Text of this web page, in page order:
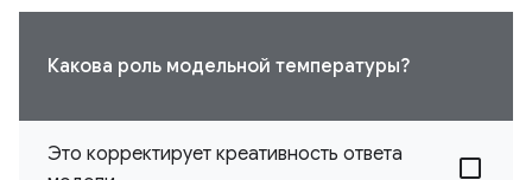
Какова роль модельной температуры?
Это корректирует креативность ответа